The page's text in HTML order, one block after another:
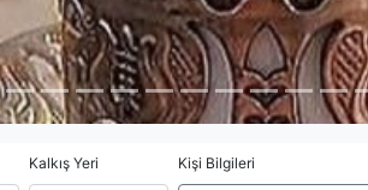
Kalkış Yeri Kişi Bilgileri